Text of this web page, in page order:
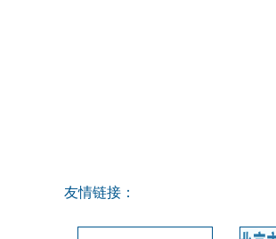
友情链接：